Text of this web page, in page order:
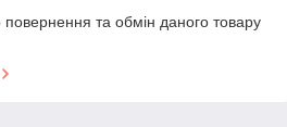
та обмін даного товару